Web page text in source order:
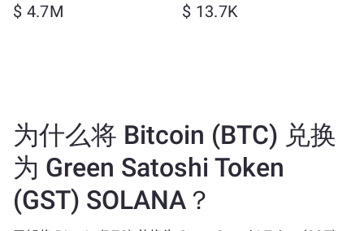
$ 4.7M $ 13.7K
为什么将 Bitcoin (BTC) 兑换
为 Green Satoshi Token
(GST) SOLANA？